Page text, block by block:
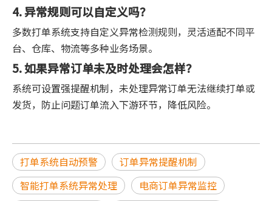
4. 异常规则可以自定义吗？
多数打单系统支持自定义异常检测规则，灵活适配不同平
台、仓库、物流等多种业务场景。
5. 如果异常订单未及时处理会怎样？
系统可设置强提醒机制，未处理异常订单无法继续打单或
发货，防止问题订单流入下游环节，降低风险。
打单系统自动预警
订单异常提醒机制
智能打单系统异常处理
电商订单异常监控